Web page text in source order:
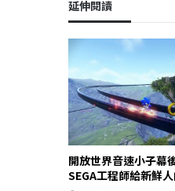
延伸閱讀
開放世界音速小子幕
SEGA工程師給新鮮